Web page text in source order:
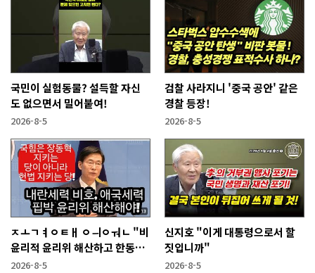
국민이 실험동물? 설득할 자신
도 없으면서 밀어붙여!
2026-8-5
검찰 사라지니 '중국 공안' 같은
경찰 등장!
2026-8-5
ㅈㅗㄱㅕㅇㅌㅐ ㅇㅢㅇㅝㄴ "비
윤리적 윤리위 해산하고 한동훈
복당 시켜야"
2026-8-5
신지호 "이게 대통령으로서 할
짓입니까"
2026-8-5